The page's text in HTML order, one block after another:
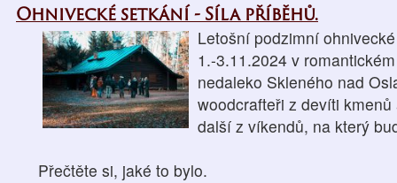
Ohnivecké setkání - Síla příběhů.
Letošní podzimní
1.-3.11.2024 v
nedaleko Skleného nad
woodcrafteři z devíti
další z víkendů, na který
Přečtěte si, jaké to bylo.